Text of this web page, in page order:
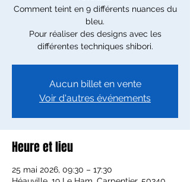
Comment teint en 9 différents nuances du
bleu.
Pour réaliser des designs avec les
différentes techniques shibori.
Aucun billet en vente
Voir d'autres événements
Heure et lieu
25 mai 2026, 09:30 – 17:30